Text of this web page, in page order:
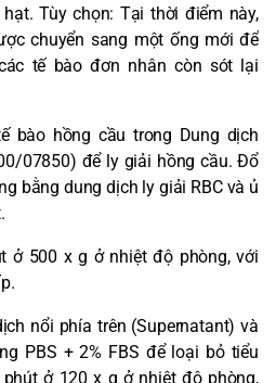
Tùy chọn: Tại thời điểm này,
chuyển sang một ống mới để
tế bào đơn nhân còn sót lại
bào hồng cầu trong Dung dịch
07850) để ly giải hồng cầu. Đổ
bằng dung dịch ly giải RBC và ủ
ở 500 x g ở nhiệt độ phòng, với
nổi phía trên (Supernatant) và
PBS + 2% FBS để loại bỏ tiểu
ở 120 x g ở nhiệt độ phòng,